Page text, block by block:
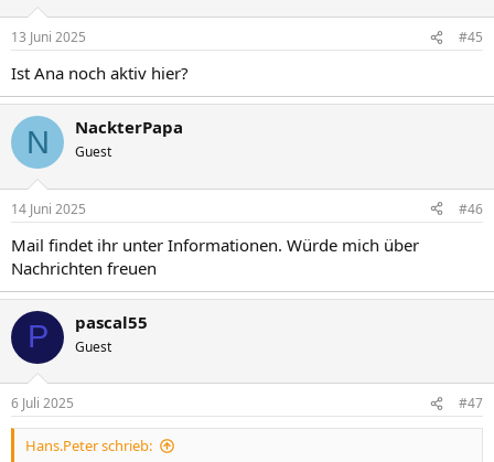
13 Juni 2025 #45
Ist Ana noch aktiv hier?
N NackterPapa
Guest
14 Juni 2025 #46
Mail findet ihr unter Informationen. Würde mich über
Nachrichten freuen
P pascal55
Guest
6 Juli 2025 #47
Hans.Peter schrieb: